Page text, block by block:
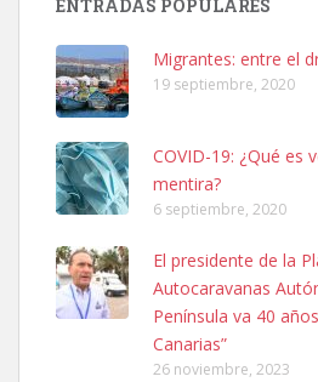
Leales.org » Gran Canaria
SHIBA PERDIDO AVDA JOSE MESA Y
PERRO MACHO RAZA SHIBA CON
06/07/2025 ZONA MESA Y LOPEZ. ES
Leales.org » Gran Canaria
6.7.2025
ENTRADAS POPULARES
Migrantes: entre el
19 septiembre, 2020
COVID-19: ¿Qué es
mentira?
6 septiembre, 2020
El presidente de la
Autocaravanas
Península va 40
Canarias”
26 noviembre, 2023